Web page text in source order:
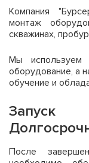
Компания
монтаж
скважинах,
Мы используем
оборудование, а
обучение и
Запуск
После